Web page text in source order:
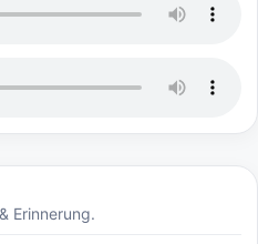
Erinnerung.